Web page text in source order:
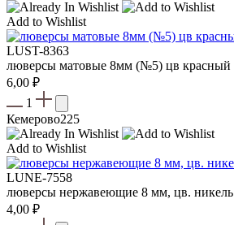
Add to Wishlist
LUST-8363
люверсы матовые 8мм (№5) цв красный
6,00 ₽
1
Кемерово225
Add to Wishlist
LUNE-7558
люверсы нержавеющие 8 мм, цв. никель
4,00 ₽